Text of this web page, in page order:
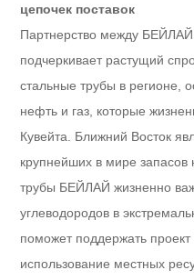
цепочек поставок
Партнерство между БЕЙЛАЙ
подчеркивает растущий
стальные трубы в регионе,
нефть и газ, которые
Кувейта. Ближний Восток
крупнейших в мире
трубы БЕЙЛАЙ жизненно
углеводородов в
поможет поддержать проект
использование местных